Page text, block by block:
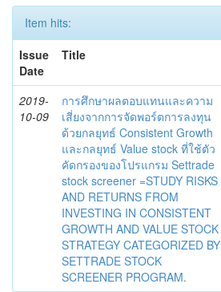
Item hits:
Issue
Date
Title
2019-
10-09
การศึกษาผลตอบแทนและความ
เสี่ยงจากการจัดพอร์ตการลงทุน
ด้วยกลยุทธ์ Consistent Growth
และกลยุทธ์ Value stock ที่ใช้ตัว
คัดกรองของโปรแกรม Settrade
stock screener =STUDY RISKS
AND RETURNS FROM
INVESTING IN CONSISTENT
GROWTH AND VALUE STOCK
STRATEGY CATEGORIZED BY
SETTRADE STOCK
SCREENER PROGRAM.